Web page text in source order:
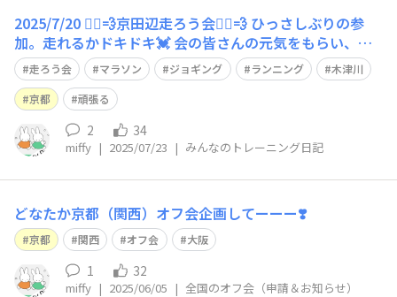
2025/7/20 🏃‍♀️💨京田辺走ろう会🏃‍♂️💨 ひっさしぶりの参
加。走れるかドキドキ💓 会の皆さんの元気をもらい、頑
張る😤 8:30集合。私はバスの始発に乗り、30分時間を潰
していたのですが、他の方は『甘南備山まで走ってきた」
😳😳😳😳😳「７時に来てひとっ走りしてきた。涼しいか
ら」😳😳😳😳😳
走ろう会 マラソン ジョギング ランニング
木津川
京都
頑張る
2 34
miffy | 2025/07/23 | みんなのトレーニング日記
どなたか京都（関西）オフ会企画してーーー❣️
京都 関西 オフ会 大阪
1 32
miffy | 2025/06/05 | 全国のオフ会（申請＆お知らせ）